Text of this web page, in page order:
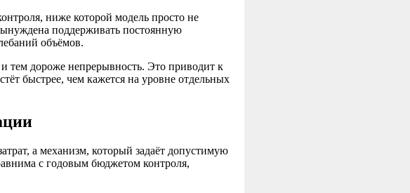
ниже которой модель просто не
поддерживать постоянную
объёмов.
тем дороже непрерывность. Это приводит к
быстрее, чем кажется на уровне отдельных
а механизм, который задаёт допустимую
с годовым бюджетом контроля,